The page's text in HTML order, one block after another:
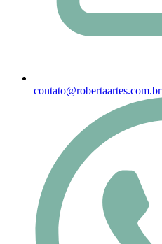
contato@robertaartes.com.br